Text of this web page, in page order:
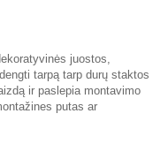
juostos,
tarpą tarp durų staktos
ir paslepia montavimo
putas ar